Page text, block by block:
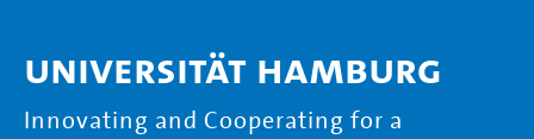
Universität Hamburg
Innovating and Cooperating for a